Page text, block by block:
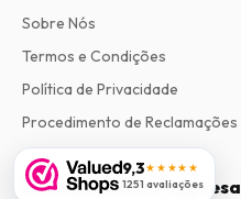
9,3★★★★★
1251 avaliações
Sobre Nós
Termos e Condições
Política de Privacidade
Procedimento de Reclamações
Informações da empresa